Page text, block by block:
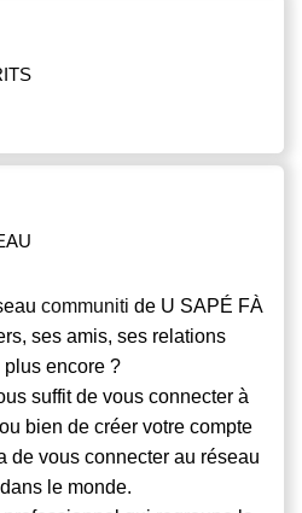
communiti de U SAPÉ FÀ
ses amis, ses relations
encore ?
suffit de vous connecter à
ou bien de créer votre compte
de vous connecter au réseau
le monde.